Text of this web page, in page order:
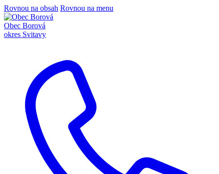
Rovnou na obsah Rovnou na menu
Obec Borová
okres Svitavy